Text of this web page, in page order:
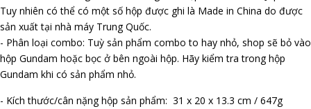
Tuy nhiên có thể có một số hộp được ghi là Made in China do được
sản xuất tại nhà máy Trung Quốc.
- Phân loại combo: Tuỳ sản phẩm combo to hay nhỏ, shop sẽ bỏ vào
hộp Gundam hoặc bọc ở bên ngoài hộp. Hãy kiểm tra trong hộp
Gundam khi có sản phẩm nhỏ.
- Kích thước/cân nặng hộp sản phẩm: 31 x 20 x 13.3 cm / 647g